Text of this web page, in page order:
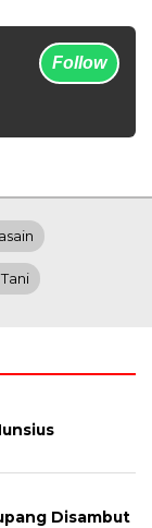
Follow
Disambut